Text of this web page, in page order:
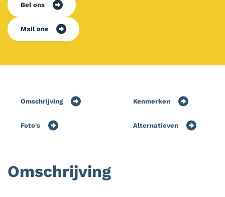
Bel ons
Mail ons
Omschrijving Kenmerken
Foto's Alternatieven
Omschrijving